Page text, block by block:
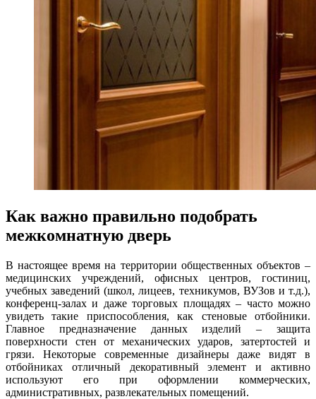
Как важно правильно подобрать
межкомнатную дверь
В настоящее время на территории общественных объектов –
медицинских учреждений, офисных центров, гостиниц,
учебных заведений (школ, лицеев, техникумов, ВУЗов и т.д.),
конференц-залах и даже торговых площадях – часто можно
увидеть такие приспособления, как стеновые отбойники.
Главное предназначение данных изделий – защита
поверхности стен от механических ударов, затертостей и
грязи. Некоторые современные дизайнеры даже видят в
отбойниках отличный декоративный элемент и активно
используют его при оформлении коммерческих,
административных, развлекательных помещений.